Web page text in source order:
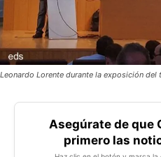
Leonardo Lorente durante la exposición del
Asegúrate de que
primero las